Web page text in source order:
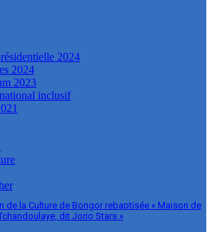
2024
2024
2023
inclusif
de la Culture de Bongor rebaptisée « Maison de
dit Jorio Stars »